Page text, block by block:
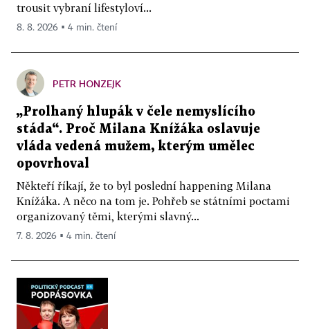
trousit vybraní lifestyloví...
8. 8. 2026 ▪ 4 min. čtení
PETR HONZEJK
„Prolhaný hlupák v čele nemyslícího
stáda“. Proč Milana Knížáka oslavuje
vláda vedená mužem, kterým umělec
opovrhoval
Někteří říkají, že to byl poslední happening Milana
Knížáka. A něco na tom je. Pohřeb se státními poctami
organizovaný těmi, kterými slavný...
7. 8. 2026 ▪ 4 min. čtení